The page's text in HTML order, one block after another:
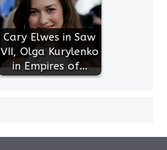
Cary Elwes in Saw
VII, Olga Kurylenko
in Empires of…